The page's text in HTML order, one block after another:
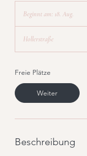
Beginnt am: 18. Aug.
n
m
8
u
Hollerstraße
Freie Plätze
Weiter
Beschreibung